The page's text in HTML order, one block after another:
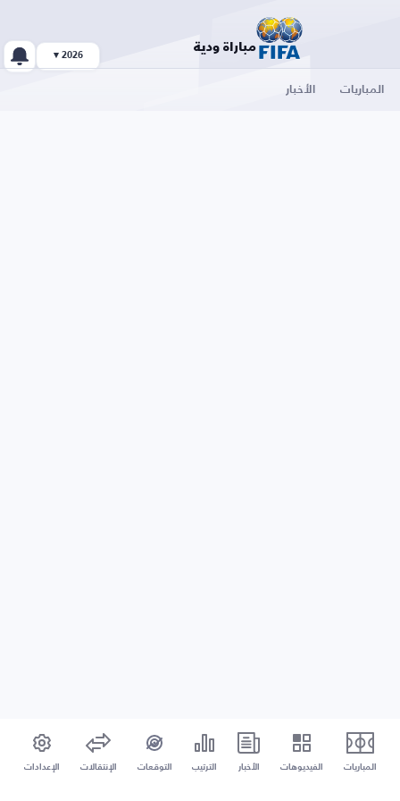
مباراة ودية
2026 ▾
المباريات الأخبار
المباريات الفيديوهات الأخبار الترتيب التوقعات الإنتقالات الإعدادات